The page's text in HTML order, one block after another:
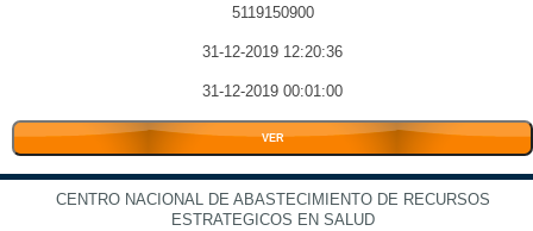
5119150900
31-12-2019 12:20:36
31-12-2019 00:01:00
VER
CENTRO NACIONAL DE ABASTECIMIENTO DE RECURSOS
ESTRATEGICOS EN SALUD